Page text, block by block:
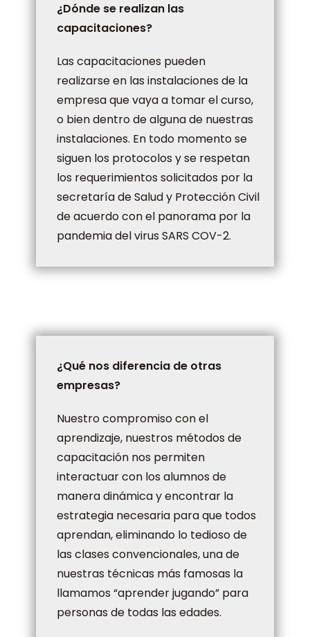
¿Dónde se realizan las
capacitaciones?
Las capacitaciones pueden
realizarse en las instalaciones de la
empresa que vaya a tomar el curso,
o bien dentro de alguna de nuestras
instalaciones. En todo momento se
siguen los protocolos y se respetan
los requerimientos solicitados por la
secretaría de Salud y Protección Civil
de acuerdo con el panorama por la
pandemia del virus SARS COV-2.
¿Qué nos diferencia de otras
empresas?
Nuestro compromiso con el
aprendizaje, nuestros métodos de
capacitación nos permiten
interactuar con los alumnos de
manera dinámica y encontrar la
estrategia necesaria para que todos
aprendan, eliminando lo tedioso de
las clases convencionales, una de
nuestras técnicas más famosas la
llamamos “aprender jugando” para
personas de todas las edades.